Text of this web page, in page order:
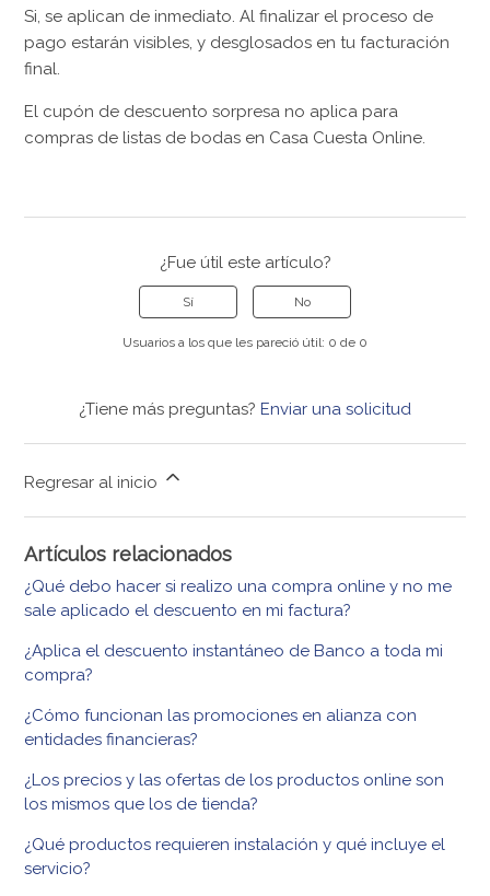
Si, se aplican de inmediato. Al finalizar el proceso de
pago estarán visibles, y desglosados en tu facturación
final.
El cupón de descuento sorpresa no aplica para
compras de listas de bodas en Casa Cuesta Online.
¿Fue útil este artículo?
Sí No
Usuarios a los que les pareció útil: 0 de 0
¿Tiene más preguntas? Enviar una solicitud
Regresar al inicio
Artículos relacionados
¿Qué debo hacer si realizo una compra online y no me
sale aplicado el descuento en mi factura?
¿Aplica el descuento instantáneo de Banco a toda mi
compra?
¿Cómo funcionan las promociones en alianza con
entidades financieras?
¿Los precios y las ofertas de los productos online son
los mismos que los de tienda?
¿Qué productos requieren instalación y qué incluye el
servicio?